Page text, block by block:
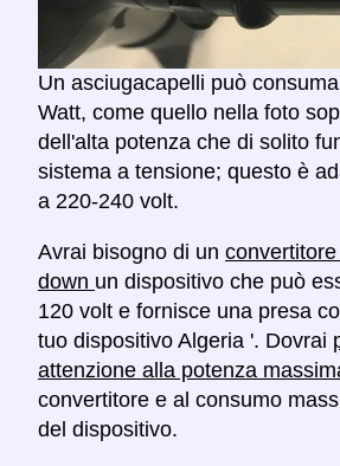
Un asciugacapelli può
Watt, come quello nella foto
dell'alta potenza che di solito
sistema a tensione; questo è
a 220-240 volt.
Avrai bisogno di un
down un dispositivo che può
120 volt e fornisce una presa
tuo dispositivo Algeria '. Dovrai
attenzione alla potenza
convertitore e al consumo
del dispositivo.